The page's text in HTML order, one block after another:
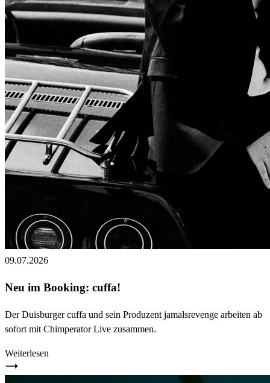
09.07.2026
Neu im Booking: cuffa!
Der Duisburger cuffa und sein Produzent jamalsrevenge arbeiten ab
sofort mit Chimperator Live zusammen.
Weiterlesen